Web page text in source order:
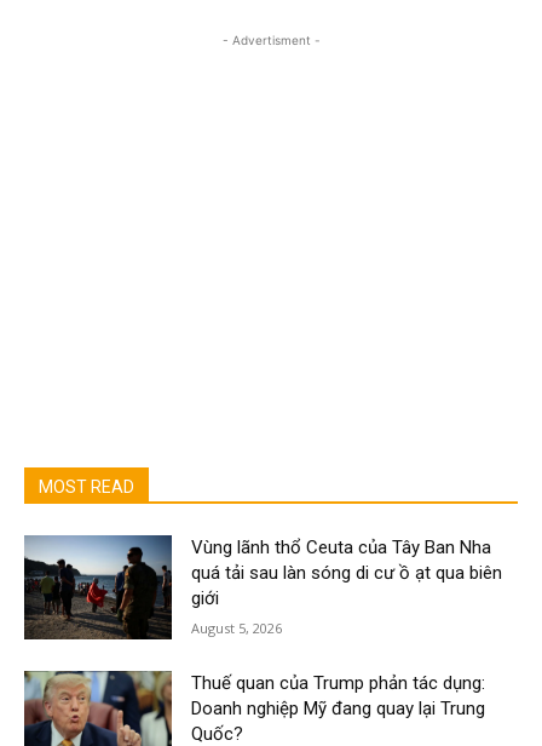
- Advertisment -
MOST READ
Vùng lãnh thổ Ceuta của Tây Ban Nha
quá tải sau làn sóng di cư ồ ạt qua biên
giới
August 5, 2026
Thuế quan của Trump phản tác dụng:
Doanh nghiệp Mỹ đang quay lại Trung
Quốc?